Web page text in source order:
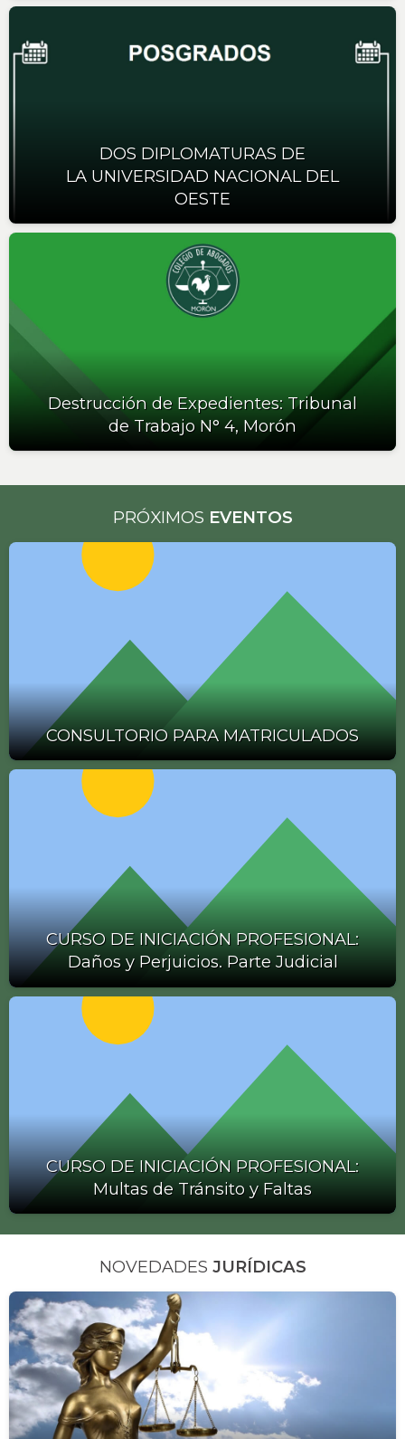
DOS DIPLOMATURAS DE
LA UNIVERSIDAD NACIONAL DEL
OESTE
Destrucción de Expedientes: Tribunal
de Trabajo N° 4, Morón
PRÓXIMOS EVENTOS
CONSULTORIO PARA MATRICULADOS
CURSO DE INICIACIÓN PROFESIONAL:
Daños y Perjuicios. Parte Judicial
CURSO DE INICIACIÓN PROFESIONAL:
Multas de Tránsito y Faltas
NOVEDADES JURÍDICAS